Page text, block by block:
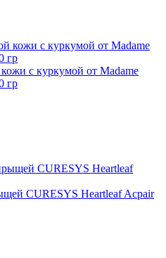
с куркумой от Madame
гр
CURESYS Heartleaf Acpair